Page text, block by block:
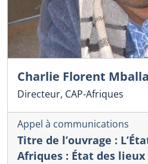
Charlie Florent Mballa
Directeur, CAP-Afriques
Appel à communications
Titre de l’ouvrage :
Afriques : État des lieux